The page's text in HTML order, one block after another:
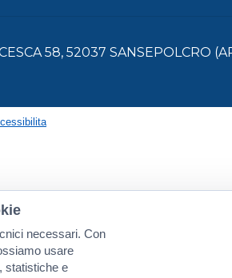
58, 52037 SANSEPOLCRO
necessari. Con
usare
statistiche e